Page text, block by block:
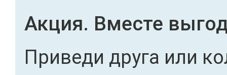
Акция. Вместе
Приведи друга или